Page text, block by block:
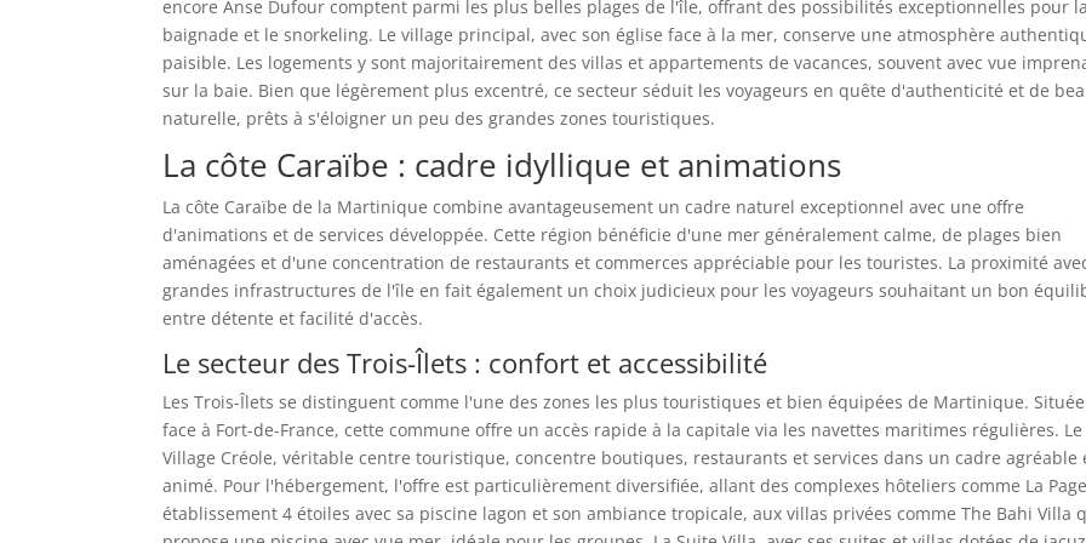
encore Anse Dufour comptent parmi les plus belles plages de l'île, offrant des possibilités exceptionnelles pour
baignade et le snorkeling. Le village principal, avec son église face à la mer, conserve une atmosphère
paisible. Les logements y sont majoritairement des villas et appartements de vacances, souvent avec vue
sur la baie. Bien que légèrement plus excentré, ce secteur séduit les voyageurs en quête d'authenticité et de
naturelle, prêts à s'éloigner un peu des grandes zones touristiques.
La côte Caraïbe : cadre idyllique et animations
La côte Caraïbe de la Martinique combine avantageusement un cadre naturel exceptionnel avec une offre
d'animations et de services développée. Cette région bénéficie d'une mer généralement calme, de plages bien
aménagées et d'une concentration de restaurants et commerces appréciable pour les touristes. La proximité
grandes infrastructures de l'île en fait également un choix judicieux pour les voyageurs souhaitant un bon
entre détente et facilité d'accès.
Le secteur des Trois-Îlets : confort et accessibilité
Les Trois-Îlets se distinguent comme l'une des zones les plus touristiques et bien équipées de Martinique. Située
face à Fort-de-France, cette commune offre un accès rapide à la capitale via les navettes maritimes régulières. Le
Village Créole, véritable centre touristique, concentre boutiques, restaurants et services dans un cadre agréable
animé. Pour l'hébergement, l'offre est particulièrement diversifiée, allant des complexes hôteliers comme La
établissement 4 étoiles avec sa piscine lagon et son ambiance tropicale, aux villas privées comme The Bahi Villa